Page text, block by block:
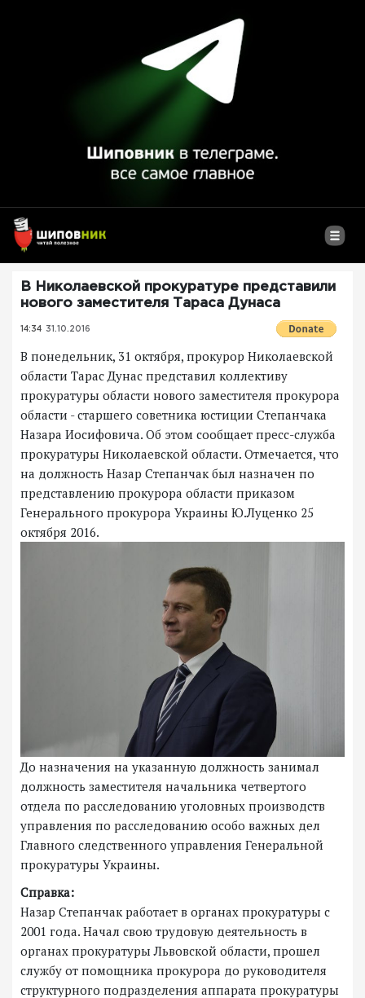
В Николаевской прокуратуре представили
нового заместителя Тараса Дунаса
14:34 31.10.2016
В понедельник, 31 октября, прокурор Николаевской
области Тарас Дунас представил коллективу
прокуратуры области нового заместителя прокурора
области - старшего советника юстиции Степанчака
Назара Иосифовича. Об этом сообщает пресс-служба
прокуратуры Николаевской области. Отмечается, что
на должность Назар Степанчак был назначен по
представлению прокурора области приказом
Генерального прокурора Украины Ю.Луценко 25
октября 2016.
До назначения на указанную должность занимал
должность заместителя начальника четвертого
отдела по расследованию уголовных производств
управления по расследованию особо важных дел
Главного следственного управления Генеральной
прокуратуры Украины.
Справка:
Назар Степанчак работает в органах прокуратуры с
2001 года. Начал свою трудовую деятельность в
органах прокуратуры Львовской области, прошел
службу от помощника прокурора до руководителя
структурного подразделения аппарата прокуратуры